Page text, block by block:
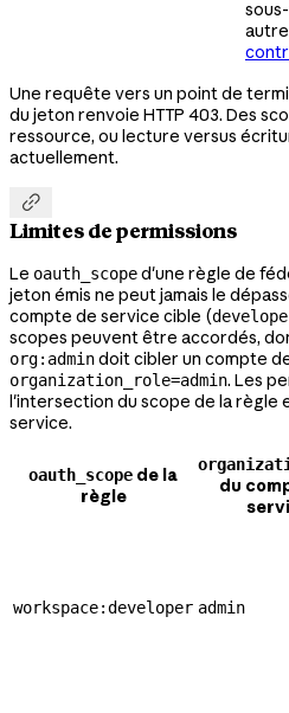
Une requête vers un point de
du jeton renvoie HTTP 403. Des
ressource, ou lecture versus
actuellement.

Limites de permissions
Le oauth_scoped'une règle de
jeton émis ne peut jamais le
compte de service cible (
scopes peuvent être accordés,
org:admindoit cibler un compte
organization_role=admin. Les
l'intersection du scope de la règle
service.
oauth_scope de la
règle
du
workspace:developer admin